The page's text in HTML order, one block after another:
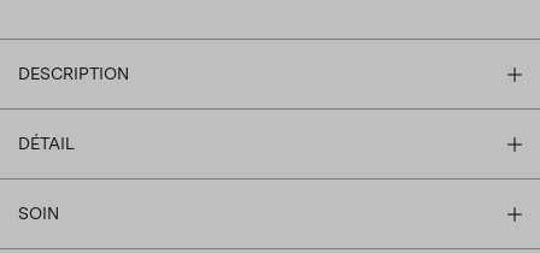
DESCRIPTION
DÉTAIL
SOIN